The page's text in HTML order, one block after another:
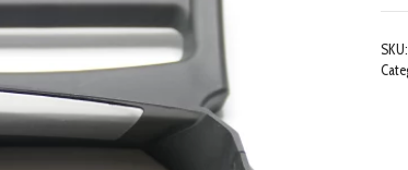
ASY
SKU: